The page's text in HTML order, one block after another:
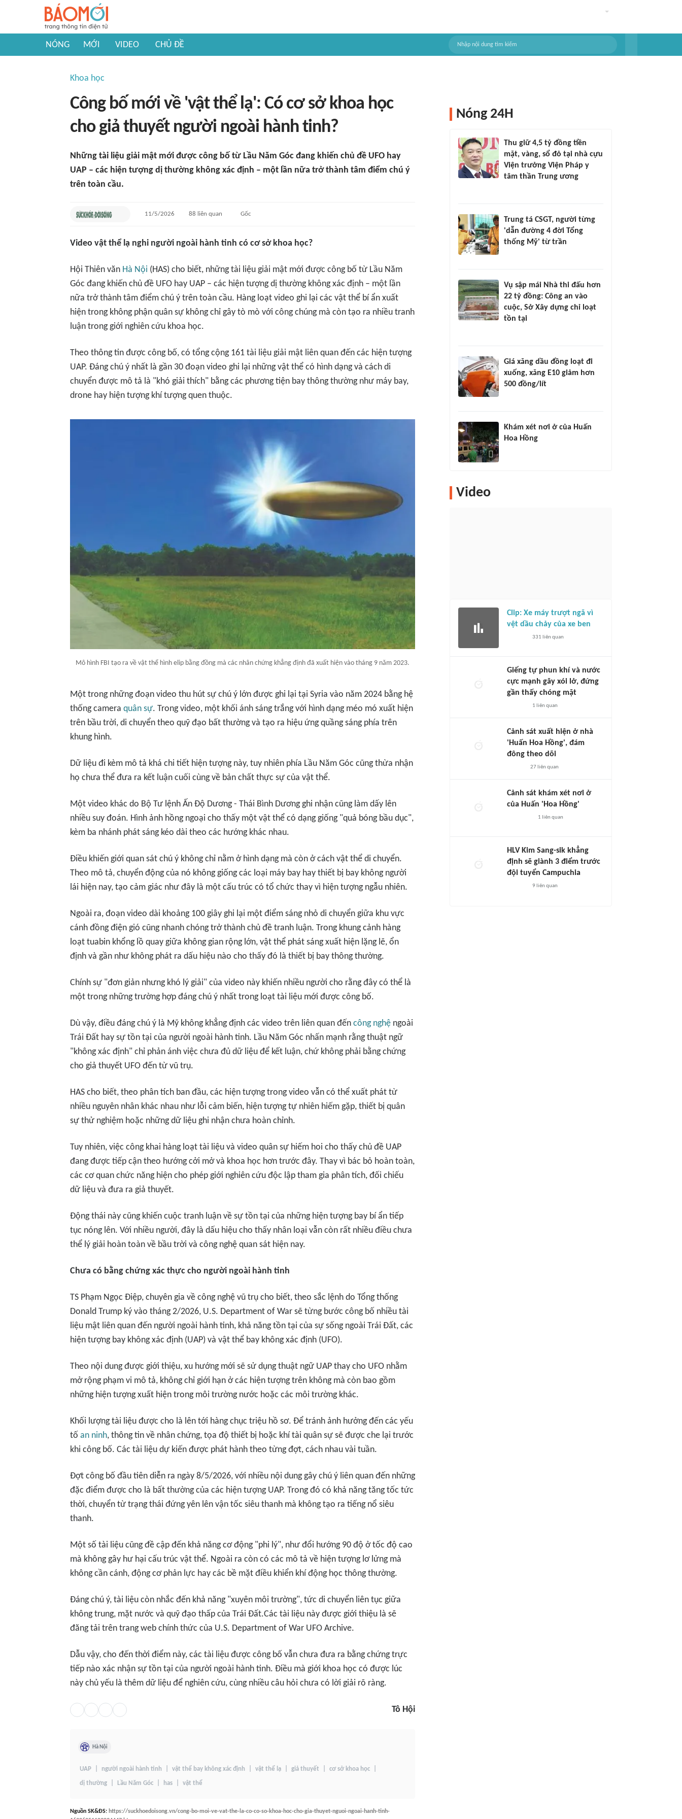
NÓNG MỚI VIDEO CHỦ ĐỀ
Khoa học
Công bố mới về 'vật thể lạ': Có cơ sở khoa học
cho giả thuyết người ngoài hành tinh?
Những tài liệu giải mật mới được công bố từ Lầu Năm Góc đang khiến chủ đề UFO hay
UAP – các hiện tượng dị thường không xác định – một lần nữa trở thành tâm điểm chú ý
trên toàn cầu.
11/5/2026 88 liên quan Gốc
Video vật thể lạ nghi người ngoài hành tinh có cơ sở khoa học?
Hội Thiên văn Hà Nội (HAS) cho biết, những tài liệu giải mật mới được công bố từ Lầu Năm
Góc đang khiến chủ đề UFO hay UAP – các hiện tượng dị thường không xác định – một lần
nữa trở thành tâm điểm chú ý trên toàn cầu. Hàng loạt video ghi lại các vật thể bí ẩn xuất
hiện trong không phận quân sự không chỉ gây tò mò với công chúng mà còn tạo ra nhiều tranh
luận trong giới nghiên cứu khoa học.
Theo thông tin được công bố, có tổng cộng 161 tài liệu giải mật liên quan đến các hiện tượng
UAP. Đáng chú ý nhất là gần 30 đoạn video ghi lại những vật thể có hình dạng và cách di
chuyển được mô tả là "khó giải thích" bằng các phương tiện bay thông thường như máy bay,
drone hay hiện tượng khí tượng quen thuộc.
Mô hình FBI tạo ra về vật thể hình elip bằng đồng mà các nhân chứng khẳng định đã xuất hiện vào tháng 9 năm 2023.
Một trong những đoạn video thu hút sự chú ý lớn được ghi lại tại Syria vào năm 2024 bằng hệ
thống camera quân sự. Trong video, một khối ánh sáng trắng với hình dạng méo mó xuất hiện
trên bầu trời, di chuyển theo quỹ đạo bất thường và tạo ra hiệu ứng quầng sáng phía trên
khung hình.
Dữ liệu đi kèm mô tả khá chi tiết hiện tượng này, tuy nhiên phía Lầu Năm Góc cũng thừa nhận
họ chưa thể đưa ra kết luận cuối cùng về bản chất thực sự của vật thể.
Một video khác do Bộ Tư lệnh Ấn Độ Dương - Thái Bình Dương ghi nhận cũng làm dấy lên
nhiều suy đoán. Hình ảnh hồng ngoại cho thấy một vật thể có dạng giống "quả bóng bầu dục",
kèm ba nhánh phát sáng kéo dài theo các hướng khác nhau.
Điều khiến giới quan sát chú ý không chỉ nằm ở hình dạng mà còn ở cách vật thể di chuyển.
Theo mô tả, chuyển động của nó không giống các loại máy bay hay thiết bị bay không người
lái hiện nay, tạo cảm giác như đây là một cấu trúc có tổ chức thay vì hiện tượng ngẫu nhiên.
Ngoài ra, đoạn video dài khoảng 100 giây ghi lại một điểm sáng nhỏ di chuyển giữa khu vực
cánh đồng điện gió cũng nhanh chóng trở thành chủ đề tranh luận. Trong khung cảnh hàng
loạt tuabin khổng lồ quay giữa không gian rộng lớn, vật thể phát sáng xuất hiện lặng lẽ, ổn
định và gần như không phát ra dấu hiệu nào cho thấy đó là thiết bị bay thông thường.
Chính sự "đơn giản nhưng khó lý giải" của video này khiến nhiều người cho rằng đây có thể là
một trong những trường hợp đáng chú ý nhất trong loạt tài liệu mới được công bố.
Dù vậy, điều đáng chú ý là Mỹ không khẳng định các video trên liên quan đến công nghệ ngoài
Trái Đất hay sự tồn tại của người ngoài hành tinh. Lầu Năm Góc nhấn mạnh rằng thuật ngữ
"không xác định" chỉ phản ánh việc chưa đủ dữ liệu để kết luận, chứ không phải bằng chứng
cho giả thuyết UFO đến từ vũ trụ.
HAS cho biết, theo phân tích ban đầu, các hiện tượng trong video vẫn có thể xuất phát từ
nhiều nguyên nhân khác nhau như lỗi cảm biến, hiện tượng tự nhiên hiếm gặp, thiết bị quân
sự thử nghiệm hoặc những dữ liệu ghi nhận chưa hoàn chỉnh.
Tuy nhiên, việc công khai hàng loạt tài liệu và video quân sự hiếm hoi cho thấy chủ đề UAP
đang được tiếp cận theo hướng cởi mở và khoa học hơn trước đây. Thay vì bác bỏ hoàn toàn,
các cơ quan chức năng hiện cho phép giới nghiên cứu độc lập tham gia phân tích, đối chiếu
dữ liệu và đưa ra giả thuyết.
Động thái này cũng khiến cuộc tranh luận về sự tồn tại của những hiện tượng bay bí ẩn tiếp
tục nóng lên. Với nhiều người, đây là dấu hiệu cho thấy nhân loại vẫn còn rất nhiều điều chưa
thể lý giải hoàn toàn về bầu trời và công nghệ quan sát hiện nay.
Chưa có bằng chứng xác thực cho người ngoài hành tinh
TS Phạm Ngọc Điệp, chuyên gia về công nghệ vũ trụ cho biết, theo sắc lệnh do Tổng thống
Donald Trump ký vào tháng 2/2026, U.S. Department of War sẽ từng bước công bố nhiều tài
liệu mật liên quan đến người ngoài hành tinh, khả năng tồn tại của sự sống ngoài Trái Đất, các
hiện tượng bay không xác định (UAP) và vật thể bay không xác định (UFO).
Theo nội dung được giới thiệu, xu hướng mới sẽ sử dụng thuật ngữ UAP thay cho UFO nhằm
mở rộng phạm vi mô tả, không chỉ giới hạn ở các hiện tượng trên không mà còn bao gồm
những hiện tượng xuất hiện trong môi trường nước hoặc các môi trường khác.
Khối lượng tài liệu được cho là lên tới hàng chục triệu hồ sơ. Để tránh ảnh hưởng đến các yếu
tố an ninh, thông tin về nhân chứng, tọa độ thiết bị hoặc khí tài quân sự sẽ được che lại trước
khi công bố. Các tài liệu dự kiến được phát hành theo từng đợt, cách nhau vài tuần.
Đợt công bố đầu tiên diễn ra ngày 8/5/2026, với nhiều nội dung gây chú ý liên quan đến những
đặc điểm được cho là bất thường của các hiện tượng UAP. Trong đó có khả năng tăng tốc tức
thời, chuyển từ trạng thái đứng yên lên vận tốc siêu thanh mà không tạo ra tiếng nổ siêu
thanh.
Một số tài liệu cũng đề cập đến khả năng cơ động "phi lý", như đổi hướng 90 độ ở tốc độ cao
mà không gây hư hại cấu trúc vật thể. Ngoài ra còn có các mô tả về hiện tượng lơ lửng mà
không cần cánh, động cơ phản lực hay các bề mặt điều khiển khí động học thông thường.
Đáng chú ý, tài liệu còn nhắc đến khả năng "xuyên môi trường", tức di chuyển liên tục giữa
không trung, mặt nước và quỹ đạo thấp của Trái Đất.Các tài liệu này được giới thiệu là sẽ
đăng tải trên trang web chính thức của U.S. Department of War UFO Archive.
Dẫu vậy, cho đến thời điểm này, các tài liệu được công bố vẫn chưa đưa ra bằng chứng trực
tiếp nào xác nhận sự tồn tại của người ngoài hành tinh. Điều mà giới khoa học có được lúc
này chủ yếu là thêm dữ liệu để nghiên cứu, cùng nhiều câu hỏi chưa có lời giải rõ ràng.
Tô Hội
Hà Nội
UAP người ngoài hành tinh vật thể bay không xác định vật thể lạ giả thuyết cơ sở khoa học
dị thường Lầu Năm Góc has vật thể
Nguồn SK&ĐS: https://suckhoedoisong.vn/cong-bo-moi-ve-vat-the-la-co-co-so-khoa-hoc-cho-gia-thuyet-nguoi-ngoai-hanh-tinh-
Nóng 24H
Thu giữ 4,5 tỷ đồng tiền
mặt, vàng, sổ đỏ tại nhà cựu
Viện trưởng Viện Pháp y
tâm thần Trung ương
Trung tá CSGT, người từng
'dẫn đường 4 đời Tổng
thống Mỹ' từ trần
Vụ sập mái Nhà thi đấu hơn
22 tỷ đồng: Công an vào
cuộc, Sở Xây dựng chỉ loạt
tồn tại
Giá xăng dầu đồng loạt đi
xuống, xăng E10 giảm hơn
500 đồng/lít
Khám xét nơi ở của Huấn
Hoa Hồng
Video
Clip: Xe máy trượt ngã vì
vệt dầu chảy của xe ben
331 liên quan
Giếng tự phun khí và nước
cực mạnh gây xói lở, đứng
gần thấy chóng mặt
1 liên quan
Cảnh sát xuất hiện ở nhà
'Huấn Hoa Hồng', đám
đông theo dõi
27liên quan
Cảnh sát khám xét nơi ở
của Huấn 'Hoa Hồng'
1 liên quan
HLV Kim Sang-sik khẳng
định sẽ giành 3 điểm trước
đội tuyển Campuchia
9 liên quan